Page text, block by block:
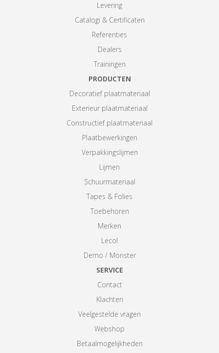
Levering
Catalogi & Certificaten
Referenties
Dealers
Trainingen
PRODUCTEN
Decoratief plaatmateriaal
Exterieur plaatmateriaal
Constructief plaatmateriaal
Plaatbewerkingen
Verpakkingslijmen
Lijmen
Schuurmateriaal
Tapes & Folies
Toebehoren
Merken
Lecol
Demo / Monster
SERVICE
Contact
Klachten
Veelgestelde vragen
Webshop
Betaalmogelijkheden